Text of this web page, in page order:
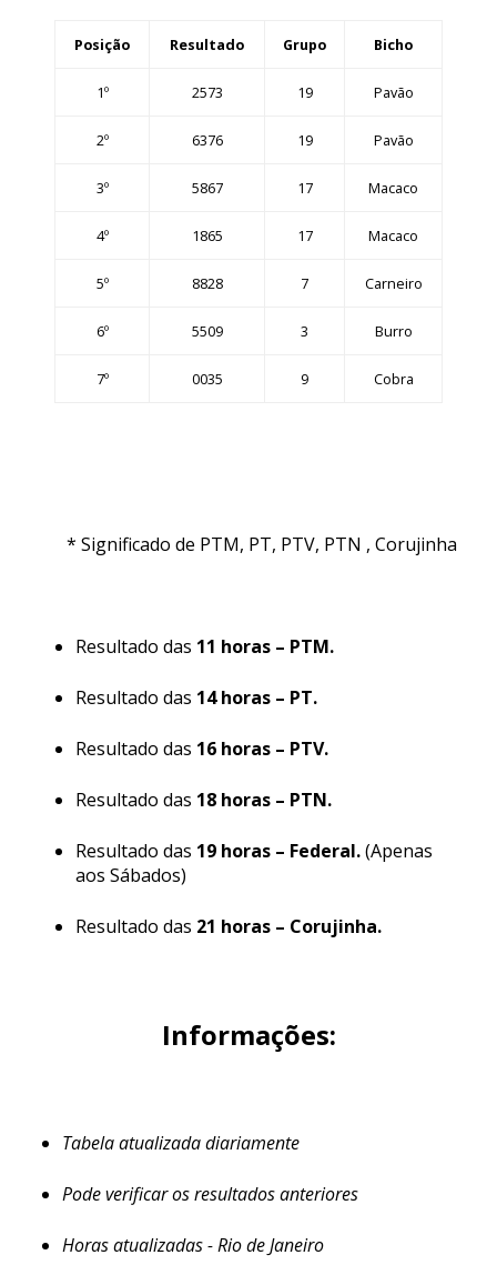
Posição Resultado Grupo Bicho
1º 2573 19 Pavão
2º 6376 19 Pavão
3º 5867 17 Macaco
4º 1865 17 Macaco
5º 8828 7 Carneiro
6º 5509 3 Burro
7º 0035 9 Cobra
* Significado de PTM, PT, PTV, PTN , Corujinha
Resultado das 11 horas – PTM.
Resultado das 14 horas – PT.
Resultado das 16 horas – PTV.
Resultado das 18 horas – PTN.
Resultado das 19 horas – Federal.(Apenas
aos Sábados)
Resultado das 21 horas – Corujinha.
Informações:
Tabela atualizada diariamente
Pode verificar os resultados anteriores
Horas atualizadas - Rio de Janeiro